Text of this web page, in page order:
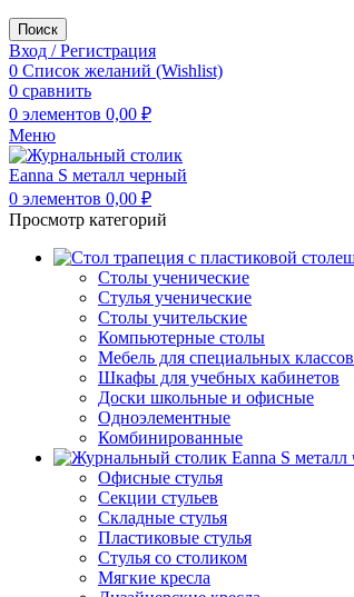
Поиск
Вход / Регистрация
0 Список желаний (Wishlist)
0 сравнить
0 элементов 0,00 ₽
Меню
0 элементов 0,00 ₽
Просмотр категорий
Столы ученические
Стулья ученические
Столы учительские
Компьютерные столы
Мебель для специальных классов
Шкафы для учебных кабинетов
Доски школьные и офисные
Одноэлементные
Комбинированные
Офисные стулья
Секции стульев
Складные стулья
Пластиковые стулья
Стулья со столиком
Мягкие кресла